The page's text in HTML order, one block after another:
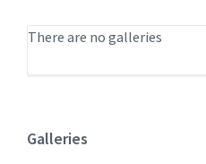
There are no galleries
Galleries